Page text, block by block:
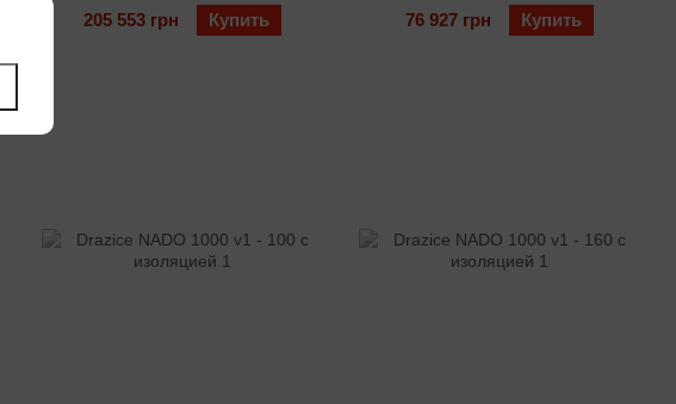
205 553 грн
Купить
76 927 грн
Купить